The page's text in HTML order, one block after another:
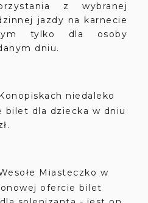
z wybranej
jazdy na karnecie
tylko dla osoby
dniu.
niedaleko
bilet dla dziecka w dniu
Miasteczko w
ofercie bilet